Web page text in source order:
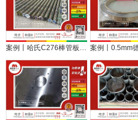
案例丨哈氏C276棒管板配套助力化机装备提质增效